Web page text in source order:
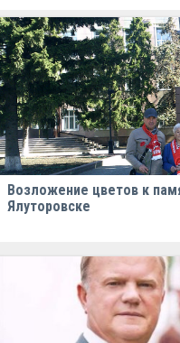
Возложение цветов к
Ялуторовске